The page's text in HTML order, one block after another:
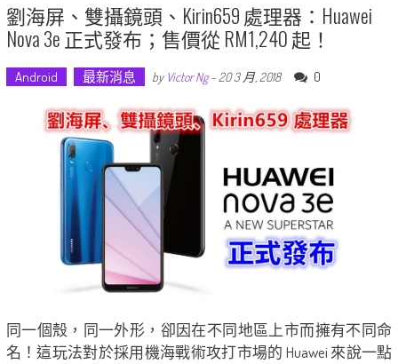
劉海屏、雙攝鏡頭、Kirin659 處理器：Huawei
Nova 3e 正式發布；售價從 RM1,240 起！
Android 最新消息 by Victor Ng- 20 3 月, 2018 0
同一個殼，同一外形，卻因在不同地區上市而擁有不同命
名！這玩法對於採用機海戰術攻打市場的 Huawei 來說一點